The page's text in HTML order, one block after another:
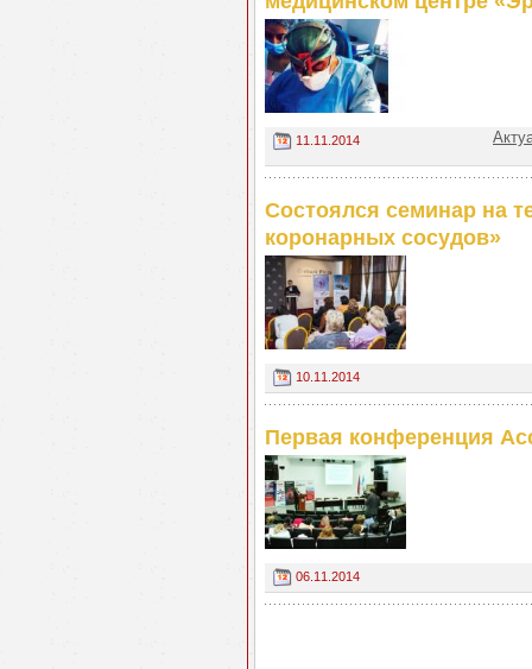
11.11.2014
Состоялся семинар на
коронарных сосудов»
10.11.2014
Первая конференция
06.11.2014